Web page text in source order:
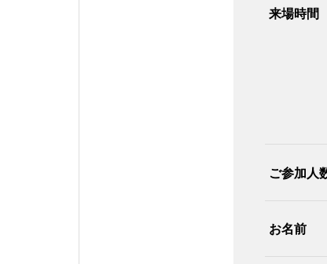
来場時間
ご参加人
お名前